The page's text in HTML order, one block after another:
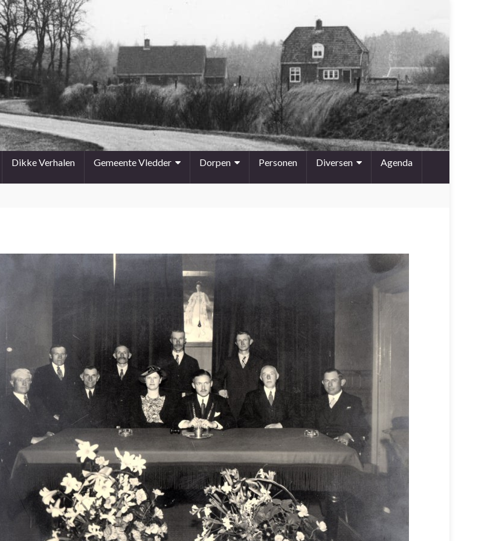
Dikke Verhalen Gemeente Vledder Dorpen Personen Diversen Agenda